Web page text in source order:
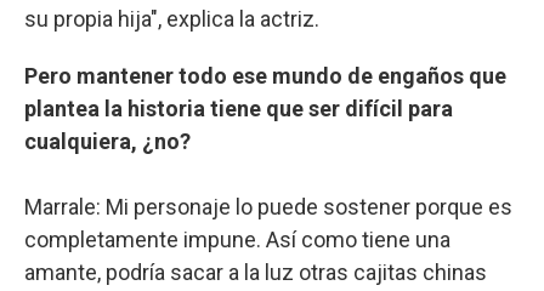
su propia hija", explica la actriz.
Pero mantener todo ese mundo de engaños que
plantea la historia tiene que ser difícil para
cualquiera, ¿no?
Marrale: Mi personaje lo puede sostener porque es
completamente impune. Así como tiene una
amante, podría sacar a la luz otras cajitas chinas